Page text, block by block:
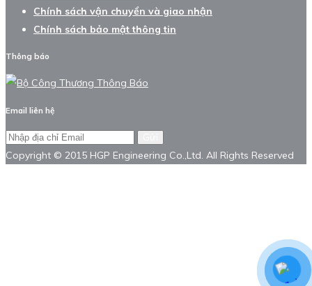
Chính sách vận chuyển và giao nhận
Chính sách bảo mật thông tin
Thông báo
Email liên hệ
Copyright © 2015 HGP Engineering Co.,Ltd. All Rights Reserved